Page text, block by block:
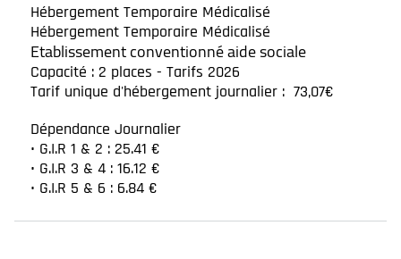
Hébergement Temporaire Médicalisé
Hébergement Temporaire Médicalisé
Etablissement conventionné aide sociale
Capacité : 2 places - Tarifs 2026
Tarif unique d'hébergement journalier : 73,07€
Dépendance Journalier
• G.I.R 1 & 2 : 25.41 €
• G.I.R 3 & 4 : 16.12 €
• G.I.R 5 & 6 : 6.84 €